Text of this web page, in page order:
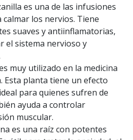
es una de las infusiones
calmar los nervios. Tiene
suaves y antiinflamatorias,
el sistema nervioso y
muy utilizado en la medicina
Esta planta tiene un efecto
para quienes sufren de
ayuda a controlar
muscular.
es una raíz con potentes